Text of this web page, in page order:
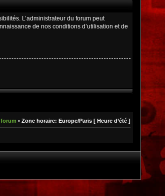
L’administrateur du forum peut
de nos conditions d’utilisation et de
• Zone horaire: Europe/Paris [ Heure d’été ]